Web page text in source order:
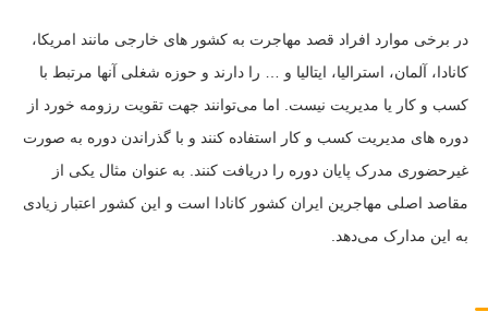
در برخی موارد افراد قصد مهاجرت به کشور های خارجی مانند امریکا،
کانادا، آلمان، استرالیا، ایتالیا و … را دارند و حوزه شغلی آنها مرتبط با
کسب و کار یا مدیریت نیست. اما می‌توانند جهت تقویت رزومه خورد از
دوره های مدیریت کسب و کار استفاده کنند و با گذراندن دوره به صورت
غیرحضوری مدرک پایان دوره را دریافت کنند. به عنوان مثال یکی از
مقاصد اصلی مهاجرین ایران کشور کانادا است و این کشور اعتبار زیادی
به این مدارک می‌دهد.